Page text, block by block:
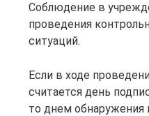
Соблюдение в
проведения
ситуаций.
Если в ходе
считается день
то днем обнаружения